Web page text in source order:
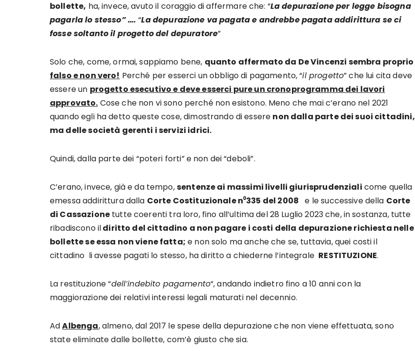
bollette, ha, invece, avuto il coraggio di affermare che: “La depurazione per legge bisogna
pagarla lo stesso” …. “La depurazione va pagata e andrebbe pagata addirittura se ci
fosse soltanto il progetto del depuratore”
Solo che, come, ormai, sappiamo bene, quanto affermato da De Vincenzi sembra proprio
falso e non vero! Perché per esserci un obbligo di pagamento, “il progetto” che lui cita deve
essere un progetto esecutivo e deve esserci pure un cronoprogramma dei lavori
approvato. Cose che non vi sono perché non esistono. Meno che mai c’erano nel 2021
quando egli ha detto queste cose, dimostrando di essere non dalla parte dei suoi cittadini,
ma delle società gerenti i servizi idrici.
Quindi, dalla parte dei “poteri forti” e non dei “deboli”.
C’erano, invece, già e da tempo,sentenze ai massimi livelli giurisprudenziali come quella
emessa addirittura dalla Corte Costituzionale n⁰335 del 2008 e le successive della Corte
di Cassazionetutte coerenti tra loro, fino all’ultima del 28 Luglio 2023 che, in sostanza, tutte
ribadiscono ildiritto del cittadino a non pagare i costi della depurazione richiesta nelle
bollette se essa non viene fatta; e non solo ma anche che se, tuttavia, quei costi il
cittadino li avesse pagati lo stesso, ha diritto a chiederne l’integrale RESTITUZIONE.
La restituzione “dell’indebito pagamento“, andando indietro fino a 10 anni con la
maggiorazione dei relativi interessi legali maturati nel decennio.
AdAlbenga, almeno, dal 2017 le spese della depurazione che non viene effettuata, sono
state eliminate dalle bollette, com’è giusto che sia.